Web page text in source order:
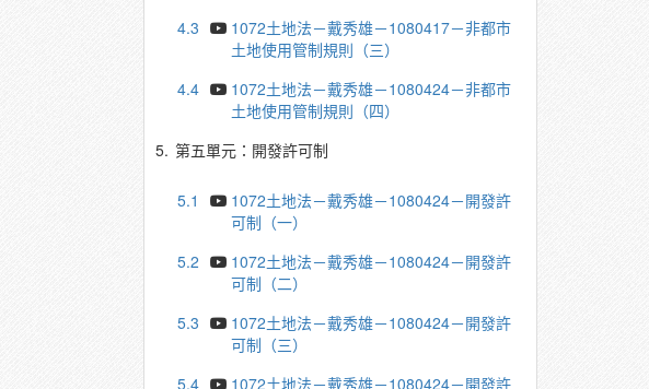
4.3
1072土地法－戴秀雄－1080417－非都市
土地使用管制規則（三）
4.4
1072土地法－戴秀雄－1080424－非都市
土地使用管制規則（四）
5. 第五單元：開發許可制
5.1
1072土地法－戴秀雄－1080424－開發許
可制（一）
5.2
1072土地法－戴秀雄－1080424－開發許
可制（二）
5.3
1072土地法－戴秀雄－1080424－開發許
可制（三）
5.4
1072土地法－戴秀雄－1080424－開發許